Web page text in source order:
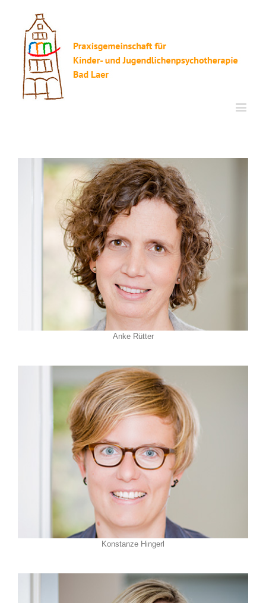
Anke Rütter
Konstanze Hingerl